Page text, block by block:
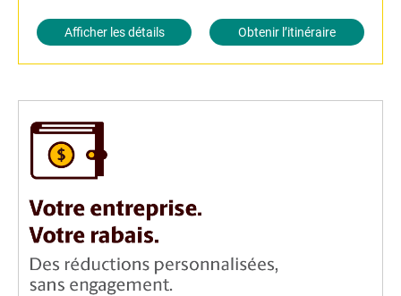
Afficher les détails Obtenir l’itinéraire